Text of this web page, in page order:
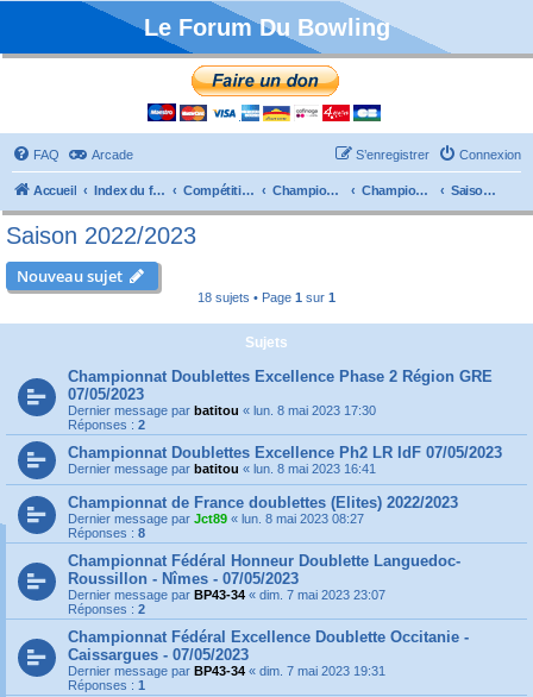
Le Forum Du Bowling
FAQ Arcade Connexion
S’enregistrer
Accueil Index du forum Compétitions Championnats de France Championnat Doublettes Saison 2022/2023
Saison 2022/2023
Nouveau sujet
18 sujets • Page 1 sur 1
Sujets
Championnat Doublettes Excellence Phase 2 Région GRE
07/05/2023
Dernier message par batitou « lun. 8 mai 2023 17:30
Réponses : 2
Championnat Doublettes Excellence Ph2 LR IdF 07/05/2023
Dernier message par batitou « lun. 8 mai 2023 16:41
Championnat de France doublettes (Elites) 2022/2023
Dernier message par Jct89 « lun. 8 mai 2023 08:27
Réponses : 8
Championnat Fédéral Honneur Doublette Languedoc-
Roussillon - Nîmes - 07/05/2023
Dernier message par BP43-34 « dim. 7 mai 2023 23:07
Réponses : 2
Championnat Fédéral Excellence Doublette Occitanie -
Caissargues - 07/05/2023
Dernier message par BP43-34 « dim. 7 mai 2023 19:31
Réponses : 1